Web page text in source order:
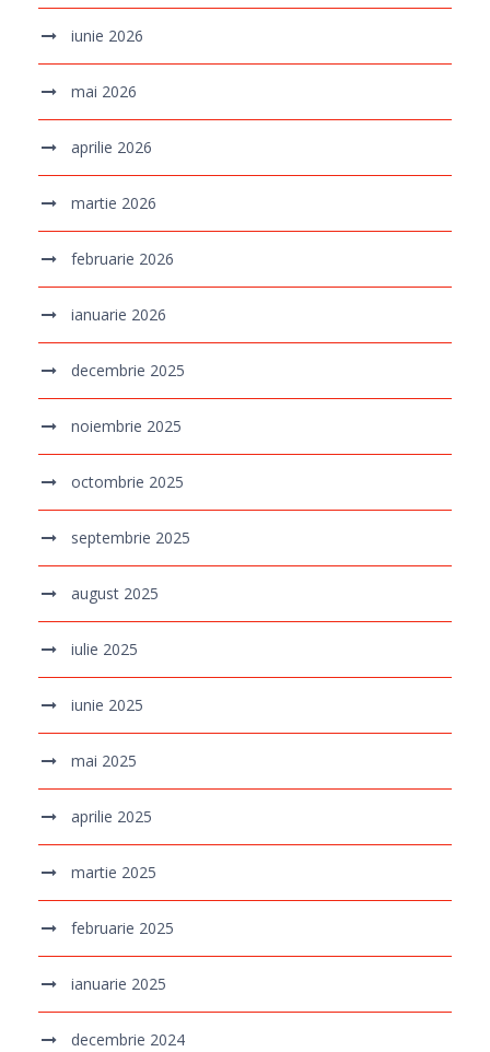
iunie 2026
mai 2026
aprilie 2026
martie 2026
februarie 2026
ianuarie 2026
decembrie 2025
noiembrie 2025
octombrie 2025
septembrie 2025
august 2025
iulie 2025
iunie 2025
mai 2025
aprilie 2025
martie 2025
februarie 2025
ianuarie 2025
decembrie 2024